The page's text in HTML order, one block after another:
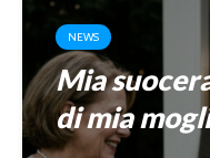
NEWS
Mia
di mia